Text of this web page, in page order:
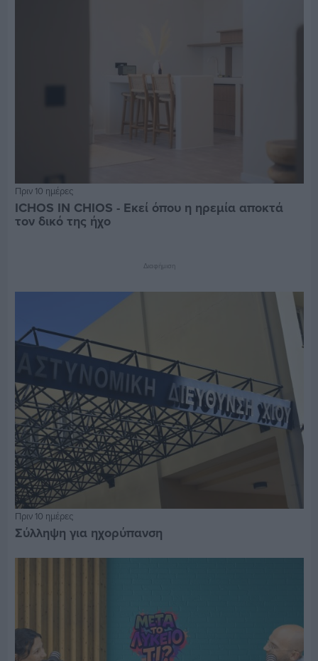
Πριν 10 ημέρες
ICHOS IN CHIOS - Εκεί όπου η ηρεμία αποκτά
τον δικό της ήχο
Διαφήμιση
Πριν 10 ημέρες
Σύλληψη για ηχορύπανση